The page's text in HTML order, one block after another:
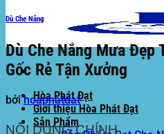
Hòa Phát Đạt
Giới thiệu Hòa Phát Đạt
Sản Phẩm
Dù Che Nắng
Dù Che Nắng Mưa Đẹp
Gốc Rẻ Tận Xưởng
bởihoaphatdat
NỘI DUNG CHÍNH